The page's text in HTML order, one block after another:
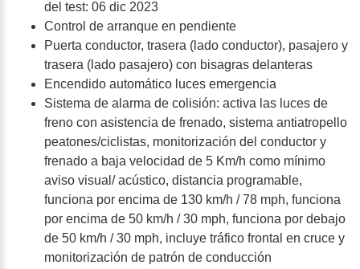
del test: 06 dic 2023
Control de arranque en pendiente
Puerta conductor, trasera (lado conductor), pasajero y
trasera (lado pasajero) con bisagras delanteras
Encendido automático luces emergencia
Sistema de alarma de colisión: activa las luces de
freno con asistencia de frenado, sistema antiatropello
peatones/ciclistas, monitorización del conductor y
frenado a baja velocidad de 5 Km/h como mínimo
aviso visual/ acústico, distancia programable,
funciona por encima de 130 km/h / 78 mph, funciona
por encima de 50 km/h / 30 mph, funciona por debajo
de 50 km/h / 30 mph, incluye tráfico frontal en cruce y
monitorización de patrón de conducción